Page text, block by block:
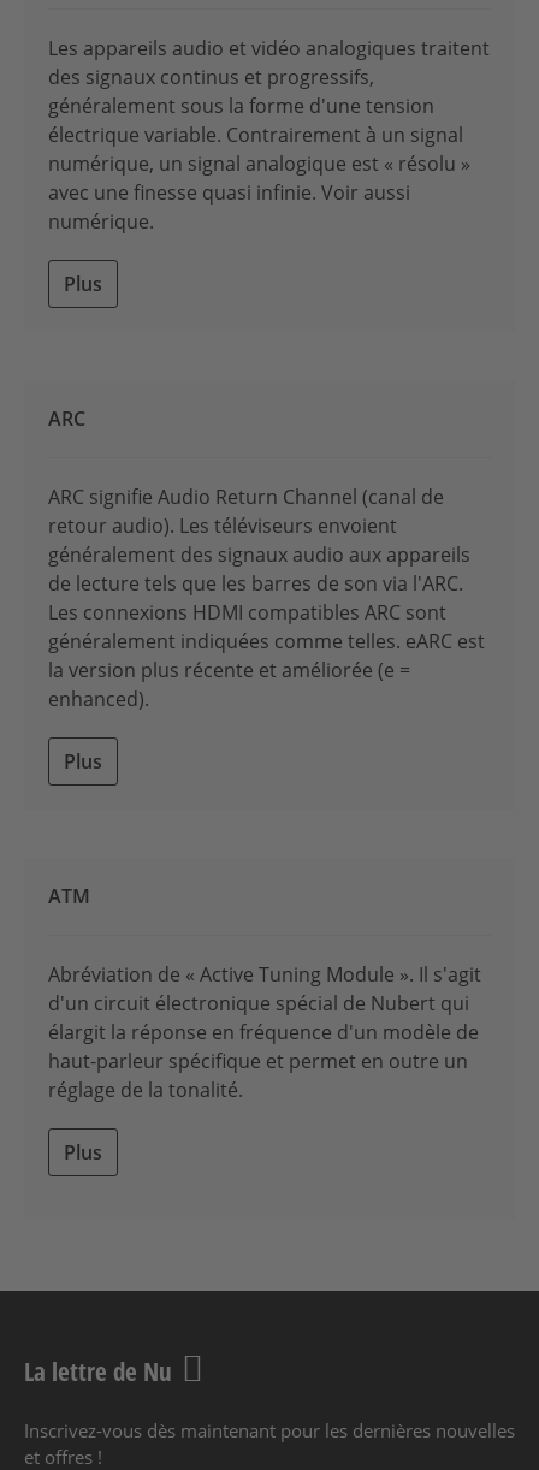
Les appareils audio et vidéo analogiques traitent
des signaux continus et progressifs,
généralement sous la forme d'une tension
électrique variable. Contrairement à un signal
numérique, un signal analogique est « résolu »
avec une finesse quasi infinie. Voir aussi
numérique.
Plus
ARC
ARC signifie Audio Return Channel (canal de
retour audio). Les téléviseurs envoient
généralement des signaux audio aux appareils
de lecture tels que les barres de son via l'ARC.
Les connexions HDMI compatibles ARC sont
généralement indiquées comme telles. eARC est
la version plus récente et améliorée (e =
enhanced).
Plus
ATM
Abréviation de « Active Tuning Module ». Il s'agit
d'un circuit électronique spécial de Nubert qui
élargit la réponse en fréquence d'un modèle de
haut-parleur spécifique et permet en outre un
réglage de la tonalité.
Plus
La lettre de Nu
Inscrivez-vous dès maintenant pour les dernières nouvelles
et offres !